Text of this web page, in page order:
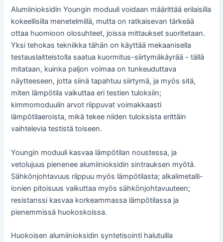
Alumiinioksidin Youngin moduuli voidaan määrittää erilaisilla
kokeellisilla menetelmillä, mutta on ratkaisevan tärkeää
ottaa huomioon olosuhteet, joissa mittaukset suoritetaan.
Yksi tehokas tekniikka tähän on käyttää mekaanisella
testauslaitteistolla saatua kuormitus-siirtymäkäyrää - tällä
mitataan, kuinka paljon voimaa on tunkeuduttava
näytteeseen, jotta siinä tapahtuu siirtymä, ja myös sitä,
miten lämpötila vaikuttaa eri testien tuloksiin;
kimmomoduulin arvot riippuvat voimakkaasti
lämpötilaeroista, mikä tekee niiden tuloksista erittäin
vaihtelevia testistä toiseen.
Youngin moduuli kasvaa lämpötilan noustessa, ja
vetolujuus pienenee alumiinioksidin sintrauksen myötä.
Sähkönjohtavuus riippuu myös lämpötilasta; alkalimetalli-
ionien pitoisuus vaikuttaa myös sähkönjohtavuuteen;
resistanssi kasvaa korkeammassa lämpötilassa ja
pienemmissä huokoskoissa.
Huokoisen alumiinioksidin syntetisointi halutuilla